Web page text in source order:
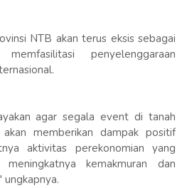
NTB akan terus eksis sebagai
penyelenggaraan
agar segala event di tanah
memberikan dampak positif
aktivitas perekonomian yang
kemakmuran dan
ungkapnya.